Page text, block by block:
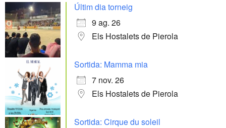
Últim dia torneig
9 ag. 26
Els Hostalets de Pierola
Sortida: Mamma mia
7 nov. 26
Els Hostalets de Pierola
Sortida: Cirque du soleil